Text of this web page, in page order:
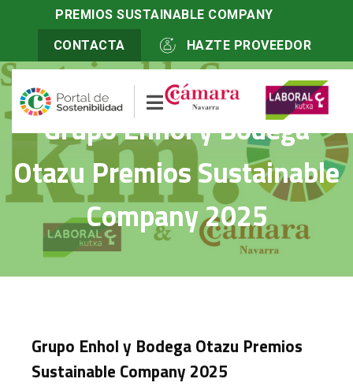
PREMIOS SUSTAINABLE COMPANY
CONTACTA HAZTE PROVEEDOR
Actualidad>Grupo Enhol y Bodega Otazu Premios Sustainable
Company 2025
Grupo Enhol y Bodega
Otazu Premios Sustainable
Company 2025
Grupo Enhol y Bodega Otazu Premios
Sustainable Company 2025